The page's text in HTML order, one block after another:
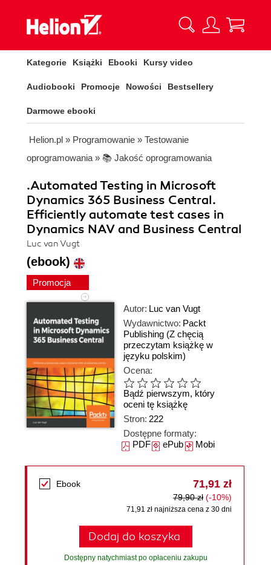
Kategorie Książki Ebooki Kursy video
Audiobooki Promocje Nowości Bestsellery
Darmowe ebooki
Helion.pl » Programowanie » Testowanie
oprogramowania » 📚 Jakość oprogramowania
.Automated Testing in Microsoft
Dynamics 365 Business Central.
Efficiently automate test cases in
Dynamics NAV and Business Central
Luc van Vugt
(ebook)
Promocja
Autor: Luc van Vugt
Wydawnictwo: Packt
Publishing (Z chęcią
przeczytam książkę w
języku polskim)
Ocena:
Bądź pierwszym, który
oceni tę książkę
Stron: 222
Dostępne formaty:
PDFePubMobi
Ebook 71,91 zł
79,90 zł (-10%)
71,91 zł najniższa cena z 30 dni
Dodaj do koszyka
Dostępny natychmiast po opłaceniu zakupu